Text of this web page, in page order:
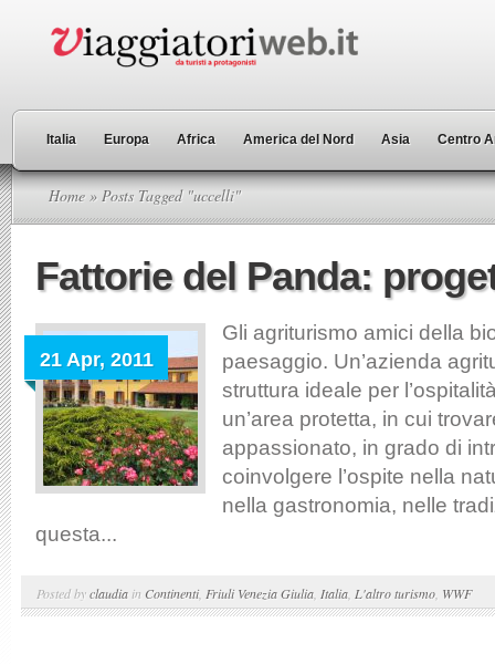
Italia Europa Africa America del Nord Asia Centro
Home » Posts Tagged "uccelli"
Fattorie del Panda:
21 Apr, 2011
Gli agriturismo amici della
paesaggio. Un’azienda
struttura ideale per
un’area protetta, in cui
appassionato, in grado di
coinvolgere l’ospite nella
nella gastronomia, nelle
questa...
Posted byclaudia in Continenti, Friuli Venezia Giulia Italia L'altro turismo WWF